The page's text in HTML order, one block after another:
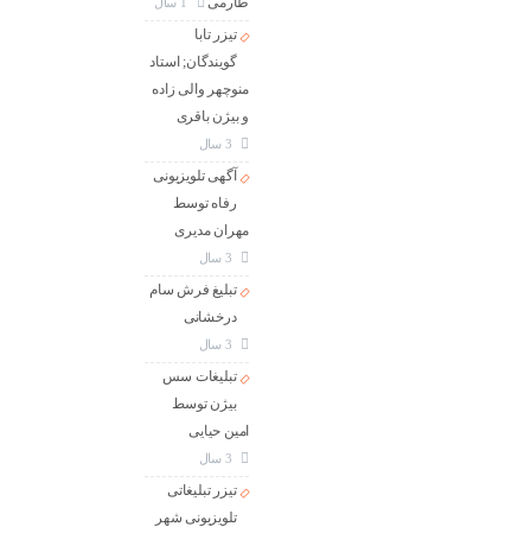
تیزر تابا
گویندگان; استاد
منوچهر والی زاده
و بیژن باقری
آگهی تلویزیونی
رفاه توسط
مهران مدیری
تبلیغ فرش سام
درخشانی
تبلیغات سس
بیژن توسط
امین حیایی
تیزر تبلیغاتی
تلویزیونی شهر